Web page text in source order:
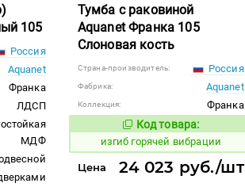
105
Россия
Aquanet
Франка
ЛДСП
МДФ
Тумба с раковиной
Aquanet Франка 105
Слоновая кость
Страна-производитель: Россия
Фабрика: Aquanet
Коллекция:
Франка
Код товара:
565135 Код товара:
изгиб горячей вибрации
Цена 24 023 руб./шт